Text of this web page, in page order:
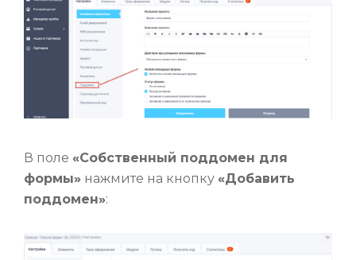
В поле «Собственный поддомен для
формы» нажмите на кнопку «Добавить
поддомен»: